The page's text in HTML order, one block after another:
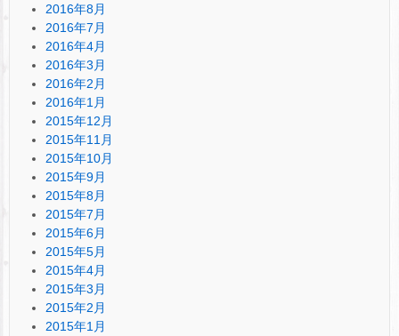
2016年8月
2016年7月
2016年4月
2016年3月
2016年2月
2016年1月
2015年12月
2015年11月
2015年10月
2015年9月
2015年8月
2015年7月
2015年6月
2015年5月
2015年4月
2015年3月
2015年2月
2015年1月